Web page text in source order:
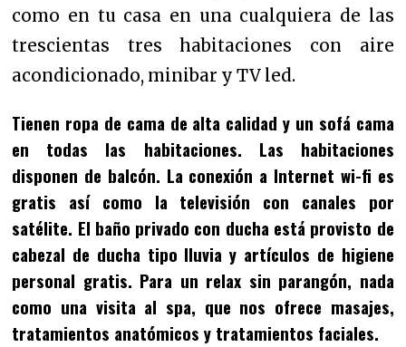
como en tu casa en una cualquiera de las
trescientas tres habitaciones con aire
acondicionado, minibar y TV led.
Tienen ropa de cama de alta calidad y un sofá cama
en todas las habitaciones. Las habitaciones
disponen de balcón. La conexión a Internet wi-fi es
gratis así como la televisión con canales por
satélite. El baño privado con ducha está provisto de
cabezal de ducha tipo lluvia y artículos de higiene
personal gratis. Para un relax sin parangón, nada
como una visita al spa, que nos ofrece masajes,
tratamientos anatómicos y tratamientos faciales.